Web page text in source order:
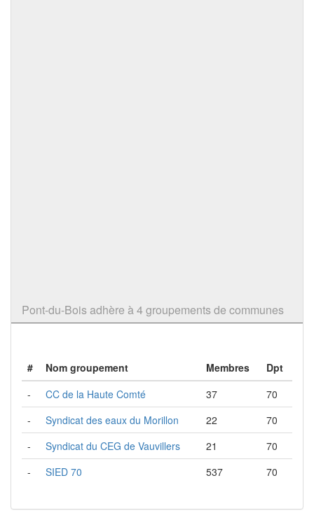
Pont-du-Bois adhère à 4 groupements de communes
# Nom groupement Membres
Dpt
-
CC de la Haute Comté 37
70
-
Syndicat des eaux du Morillon 22
70
-
Syndicat du CEG de Vauvillers 21
70
-
SIED 70 537 70